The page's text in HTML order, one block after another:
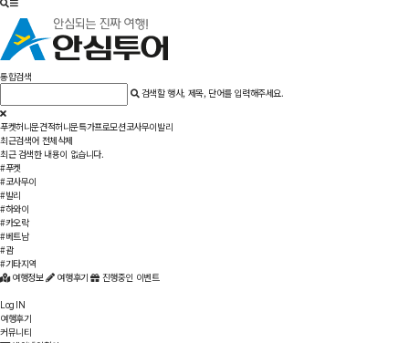
통합검색
검색할 행사, 제목, 단어를 입력해주세요.
푸켓허니문견적허니문특가프로모션코사무이발리
최근검색어 전체삭제
최근 검색한 내용이 없습니다.
#푸켓
#코사무이
#발리
#하와이
#카오락
#베트남
#괌
#기타지역
여행정보
여행후기 진행중인 이벤트
Log IN
여행후기
커뮤니티